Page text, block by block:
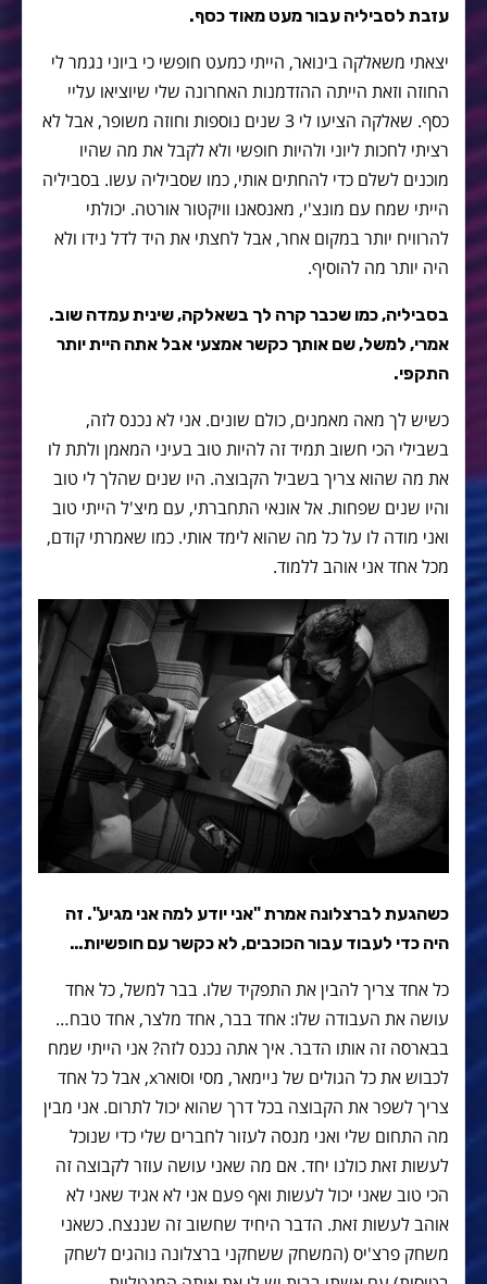
עזבת לסביליה עבור מעט מאוד כסף.
יצאתי משאלקה בינואר, הייתי כמעט חופשי כי ביוני נגמר לי
החוזה וזאת הייתה ההזדמנות האחרונה שלי שיוציאו עליי
כסף. שאלקה הציעו לי 3 שנים נוספות וחוזה משופר, אבל לא
רציתי לחכות ליוני ולהיות חופשי ולא לקבל את מה שהיו
מוכנים לשלם כדי להחתים אותי, כמו שסביליה עשו. בסביליה
הייתי שמח עם מונצ'י, מאנסאנו וויקטור אורטה. יכולתי
להרוויח יותר במקום אחר, אבל לחצתי את היד לדל נידו ולא
היה יותר מה להוסיף.
בסביליה, כמו שכבר קרה לך בשאלקה, שינית עמדה שוב.
אמרי, למשל, שם אותך כקשר אמצעי אבל אתה היית יותר
התקפי.
כשיש לך מאה מאמנים, כולם שונים. אני לא נכנס לזה,
בשבילי הכי חשוב תמיד זה להיות טוב בעיני המאמן ולתת לו
את מה שהוא צריך בשביל הקבוצה. היו שנים שהלך לי טוב
והיו שנים שפחות. אל אונאי התחברתי, עם מיצ'ל הייתי טוב
ואני מודה לו על כל מה שהוא לימד אותי. כמו שאמרתי קודם,
מכל אחד אני אוהב ללמוד.
כשהגעת לברצלונה אמרת "אני יודע למה אני מגיע". זה
היה כדי לעבוד עבור הכוכבים, לא כקשר עם חופשיות…
כל אחד צריך להבין את התפקיד שלו. בבר למשל, כל אחד
עושה את העבודה שלו: אחד בבר, אחד מלצר, אחד טבח…
בבארסה זה אותו הדבר. איך אתה נכנס לזה? אני הייתי שמח
לכבוש את כל הגולים של ניימאר, מסי וסוארx, אבל כל אחד
צריך לשפר את הקבוצה בכל דרך שהוא יכול לתרום. אני מבין
מה התחום שלי ואני מנסה לעזור לחברים שלי כדי שנוכל
לעשות זאת כולנו יחד. אם מה שאני עושה עוזר לקבוצה זה
הכי טוב שאני יכול לעשות ואף פעם אני לא אגיד שאני לא
אוהב לעשות זאת. הדבר היחיד שחשוב זה שננצח. כשאני
משחק פרצ'יס (המשחק ששחקני ברצלונה נוהגים לשחק